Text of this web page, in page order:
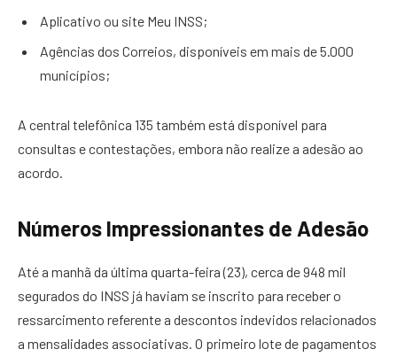
Aplicativo ou site Meu INSS;
Agências dos Correios, disponíveis em mais de 5.000
municípios;
A central telefônica 135 também está disponível para
consultas e contestações, embora não realize a adesão ao
acordo.
Números Impressionantes de Adesão
Até a manhã da última quarta-feira (23), cerca de 948 mil
segurados do INSS já haviam se inscrito para receber o
ressarcimento referente a descontos indevidos relacionados
a mensalidades associativas. O primeiro lote de pagamentos